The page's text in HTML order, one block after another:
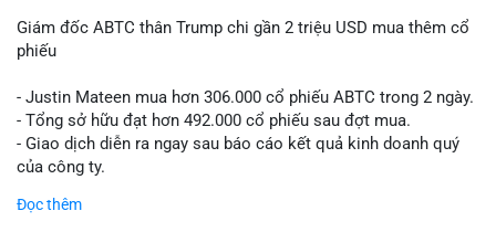
Giám đốc ABTC thân Trump chi gần 2 triệu USD mua thêm cổ
phiếu
- Justin Mateen mua hơn 306.000 cổ phiếu ABTC trong 2 ngày.
- Tổng sở hữu đạt hơn 492.000 cổ phiếu sau đợt mua.
- Giao dịch diễn ra ngay sau báo cáo kết quả kinh doanh quý
của công ty.
#abtc #cryptonews
Đọc thêm